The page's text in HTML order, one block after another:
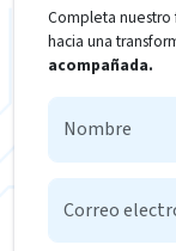
Completa
hacia una
acompañada.